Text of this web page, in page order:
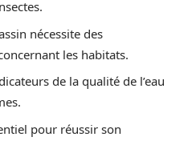
nécessite des
les habitats.
de la qualité de l’eau
pour réussir son